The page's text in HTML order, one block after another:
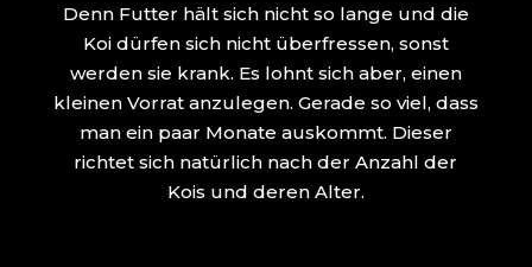
Denn Futter hält sich nicht so lange und die
Koi dürfen sich nicht überfressen, sonst
werden sie krank. Es lohnt sich aber, einen
kleinen Vorrat anzulegen. Gerade so viel, dass
man ein paar Monate auskommt. Dieser
richtet sich natürlich nach der Anzahl der
Kois und deren Alter.